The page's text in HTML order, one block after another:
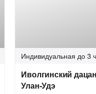
Индивидуальная до 3
Иволгинский
Улан-Удэ